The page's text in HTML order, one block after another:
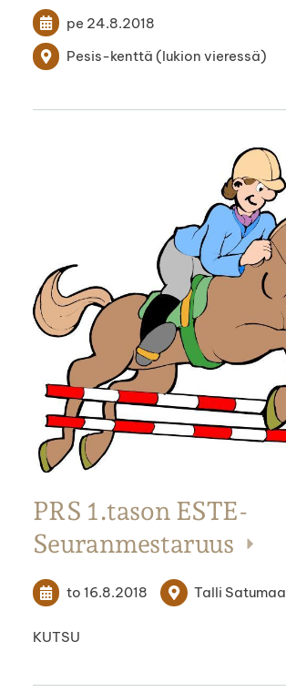
pe 24.8.2018
Pesis-kenttä (lukion vieressä)
PRS 1.tason ESTE-
Seuranmestaruus
to 16.8.2018 Talli Satumaa
KUTSU